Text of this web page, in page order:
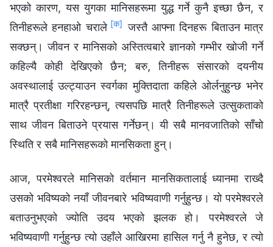
भएको कारण, यस युगका मानिसहरूमा युद्ध गर्ने कुनै इच्छा छैन, र
तिनीहरूले हनहाओ चराले [क] जस्तै आफ्ना दिनहरू बिताउन मात्र
सक्छन्। जीवन र मानिसको अस्तित्वबारे ज्ञानको गम्भीर खोजी गर्ने
कहिल्यै कोही देखिएको छैन; बरु, तिनीहरू संसारको दयनीय
अवस्थालाई उल्ट्याउन स्वर्गका मुक्तिदाता कहिले ओर्लनुहुन्छ भनेर
मात्रै प्रतीक्षा गरिरहन्छन्, त्यसपछि मात्रै तिनीहरूले उत्सुकताको
साथ जीवन बिताउने प्रयास गर्नेछन्। यी सबै मानवजातिको साँचो
स्थिति र सबै मानिसहरूको मानसिकता हुन्।
आज, परमेश्‍वरले मानिसको वर्तमान मानसिकतालाई ध्यानमा राख्दै
उसको भविष्यको नयाँ जीवनबारे भविष्यवाणी गर्नुहुन्छ। यो परमेश्‍वरले
बताउनुभएको ज्योति उदय भएको झलक हो। परमेश्‍वरले जे
भविष्यवाणी गर्नुहुन्छ त्यो उहाँले आखिरमा हासिल गर्नु नै हुनेछ, र त्यो